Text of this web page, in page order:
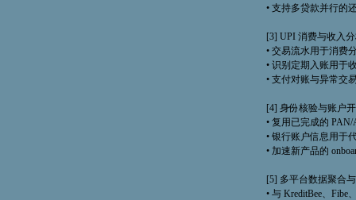
• 支持多贷款并行的
[3] UPI 消费与收入
• 交易流水用于消费
• 识别定期入账用于
• 支付对账与异常交
[4] 身份核验与账户
• 复用已完成的 PAN/
• 银行账户信息用于
• 加速新产品的
[5] 多平台数据聚合
• 与 KreditBee、Fibe